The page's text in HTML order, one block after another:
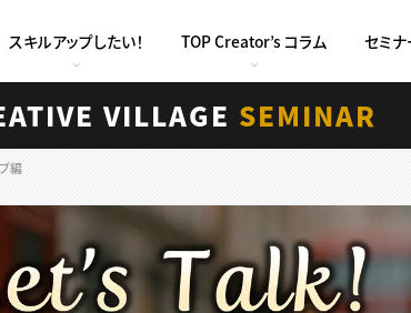
スキルアップしたい！ TOP Creator’s コラム セミ
VILLAGE SEMINAR
編